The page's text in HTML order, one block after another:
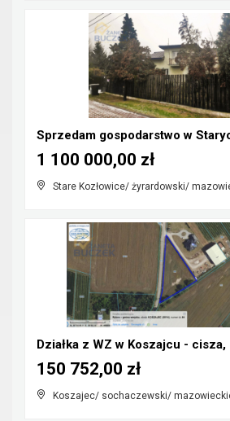
Sprzedam gospodarstwo w
Stare Kozłowice/ żyrardowski/
1 100 000,00 zł
Działka z WZ w Koszajcu -
Koszajec/ sochaczewski/
150 752,00 zł